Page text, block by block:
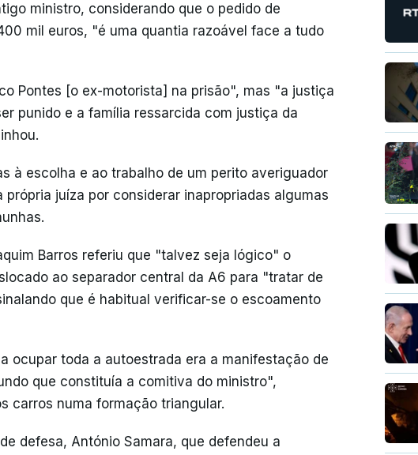
ministro, considerando que o pedido de
mil euros, "é uma quantia razoável face a tudo
Pontes [o ex-motorista] na prisão", mas "a justiça
punido e a família ressarcida com justiça da
à escolha e ao trabalho de um perito averiguador
juíza por considerar inapropriadas algumas
Barros referiu que "talvez seja lógico" o
ao separador central da A6 para "tratar de
que é habitual verificar-se o escoamento
ocupar toda a autoestrada era a manifestação de
que constituía a comitiva do ministro",
carros numa formação triangular.
defesa, António Samara, que defendeu a